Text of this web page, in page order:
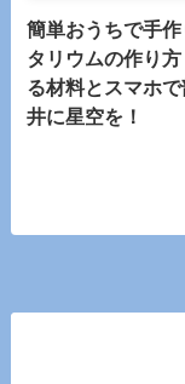
簡単おうちで手
タリウムの作り
る材料とスマホ
井に星空を！